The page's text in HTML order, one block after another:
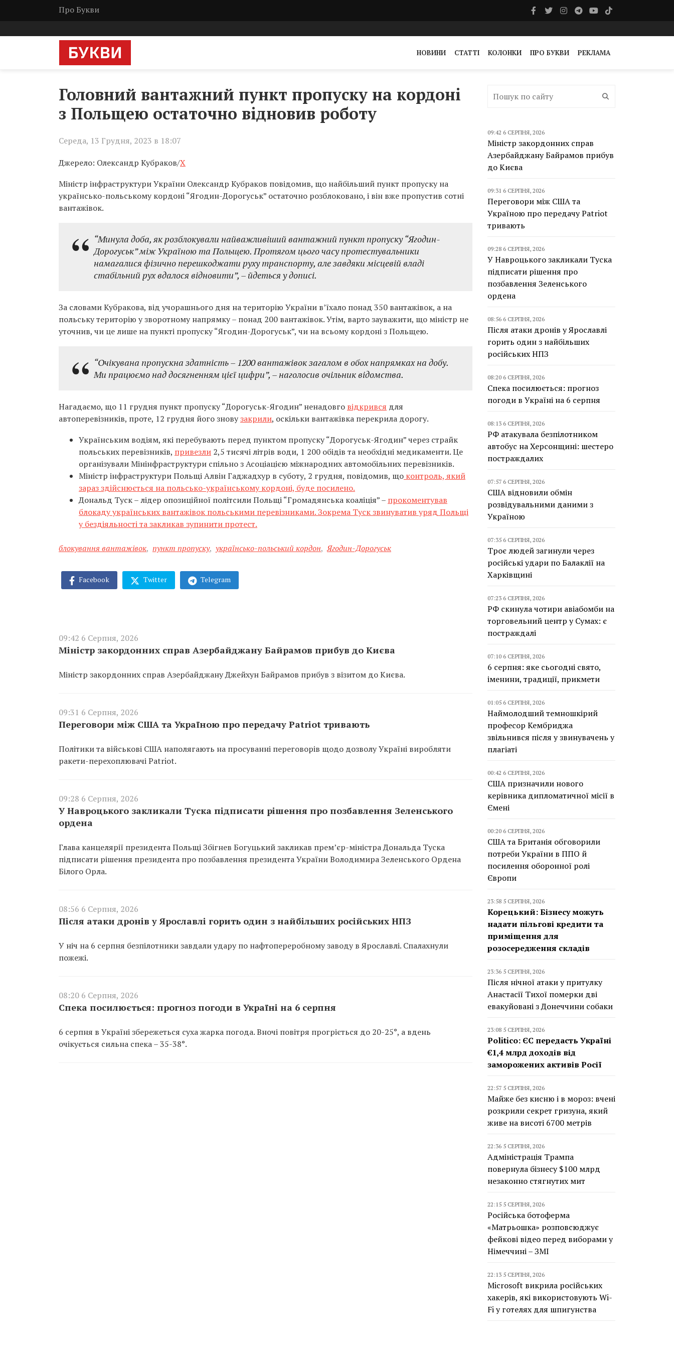
Про Букви
НОВИНИ СТАТТІ КОЛОНКИ ПРО БУКВИ РЕКЛАМА
Головний вантажний пункт пропуску на кордоні
з Польщею остаточно відновив роботу
Середа, 13 Грудня, 2023 в 18:07
Джерело: Олександр Кубраков/X
Міністр інфраструктури України Олександр Кубраков повідомив, що найбільший пункт пропуску на
українсько-польському кордоні “Ягодин-Дорогуськ” остаточно розблоковано, і він вже пропустив сотні
вантажівок.
“Минула доба, як розблокували найважливіший вантажний пункт пропуску “Ягодин-
Дорогуськ” між Україною та Польщею. Протягом цього часу протестувальники
намагалися фізично перешкоджати руху транспорту, але завдяки місцевій владі
стабільний рух вдалося відновити”, – йдеться у дописі.
За словами Кубракова, від учорашнього дня на територію України в’їхало понад 350 вантажівок, а на
польську територію у зворотному напрямку – понад 200 вантажівок. Утім, варто зауважити, що міністр не
уточнив, чи це лише на пункті пропуску “Ягодин-Дорогуськ”, чи на всьому кордоні з Польщею.
“Очікувана пропускна здатність – 1200 вантажівок загалом в обох напрямках на добу.
Ми працюємо над досягненням цієї цифри”, – наголосив очільник відомства.
Нагадаємо, що 11 грудня пункт пропуску “Дорогуськ-Ягодин” ненадовго відкрився для
автоперевізників, проте, 12 грудня його зновузакрили, оскільки вантажівка перекрила дорогу.
Українським водіям, які перебувають перед пунктом пропуску “Дорогуськ-Ягодин” через страйк
польських перевізників, привезли 2,5 тисячі літрів води, 1 200 обідів та необхідні медикаменти. Це
організували Мінінфраструктури спільно з Асоціацією міжнародних автомобільних перевізників.
Міністр інфраструктури Польщі Алвін Гаджадхур в суботу, 2 грудня, повідомив, що контроль, який
зараз здійснюється на польсько-українському кордоні, буде посилено.
Дональд Туск – лідер опозиційної політсили Польщі “Громадянська коаліція” – прокоментував
блокаду українських вантажівок польськими перевізниками. Зокрема Туск звинуватив уряд Польщі
у бездіяльності та закликав зупинити протест.
блокування вантажівок, пункт пропуску, українсько-польський кордон, Ягодин-Дорогуськ
Facebook Twitter Telegram
09:42 6 Серпня, 2026
Міністр закордонних справ Азербайджану Байрамов прибув до Києва
Міністр закордонних справ Азербайджану Джейхун Байрамов прибув з візитом до Києва.
09:31 6 Серпня, 2026
Переговори між США та Україною про передачу Patriot тривають
Політики та військові США наполягають на просуванні переговорів щодо дозволу Україні виробляти
ракети-перехоплювачі Patriot.
09:28 6 Серпня, 2026
У Навроцького закликали Туска підписати рішення про позбавлення Зеленського
ордена
Глава канцелярії президента Польщі Збігнев Богуцький закликав прем’єр-міністра Дональда Туска
підписати рішення президента про позбавлення президента України Володимира Зеленського Ордена
Білого Орла.
08:56 6 Серпня, 2026
Після атаки дронів у Ярославлі горить один з найбільших російських НПЗ
У ніч на 6 серпня безпілотники завдали удару по нафтопереробному заводу в Ярославлі. Спалахнули
пожежі.
08:20 6 Серпня, 2026
Спека посилюється: прогноз погоди в Україні на 6 серпня
6 серпня в Україні збережеться суха жарка погода. Вночі повітря прогріється до 20-25°, а вдень
очікується сильна спека – 35-38°.
09:42 6 СЕРПНЯ, 2026
Міністр закордонних справ
Азербайджану Байрамов прибув
до Києва
09:31 6 СЕРПНЯ, 2026
Переговори між США та
Україною про передачу Patriot
тривають
09:28 6 СЕРПНЯ, 2026
У Навроцького закликали Туска
підписати рішення про
позбавлення Зеленського
ордена
08:56 6 СЕРПНЯ, 2026
Після атаки дронів у Ярославлі
горить один з найбільших
російських НПЗ
08:20 6 СЕРПНЯ, 2026
Спека посилюється: прогноз
погоди в Україні на 6 серпня
08:13 6 СЕРПНЯ, 2026
РФ атакувала безпілотником
автобус на Херсонщині: шестеро
постраждалих
07:57 6 СЕРПНЯ, 2026
США відновили обмін
розвідувальними даними з
Україною
07:35 6 СЕРПНЯ, 2026
Троє людей загинули через
російські удари по Балаклії на
Харківщині
07:23 6 СЕРПНЯ, 2026
РФ скинула чотири авіабомби на
торговельний центр у Сумах: є
постраждалі
07:10 6 СЕРПНЯ, 2026
6 серпня: яке сьогодні свято,
іменини, традиції, прикмети
01:05 6 СЕРПНЯ, 2026
Наймолодший темношкірий
професор Кембриджа
звільнився після у звинувачень у
плагіаті
00:42 6 СЕРПНЯ, 2026
США призначили нового
керівника дипломатичної місії в
Ємені
00:20 6 СЕРПНЯ, 2026
США та Британія обговорили
потреби України в ППО й
посилення оборонної ролі
Європи
23:58 5 СЕРПНЯ, 2026
Корецький: Бізнесу можуть
надати пільгові кредити та
приміщення для
розосередження складів
23:36 5 СЕРПНЯ, 2026
Після нічної атаки у притулку
Анастасії Тихої померки дві
евакуйовані з Донеччини собаки
23:08 5 СЕРПНЯ, 2026
Politico: ЄС передасть Україні
€1,4 млрд доходів від
заморожених активів Росії
22:57 5 СЕРПНЯ, 2026
Майже без кисню і в мороз: вчені
розкрили секрет гризуна, який
живе на висоті 6700 метрів
22:36 5 СЕРПНЯ, 2026
Адміністрація Трампа
повернула бізнесу $100 млрд
незаконно стягнутих мит
22:15 5 СЕРПНЯ, 2026
Російська ботоферма
«Матрьошка» розповсюджує
фейкові відео перед виборами у
Німеччині – ЗМІ
22:13 5 СЕРПНЯ, 2026
Microsoft викрила російських
хакерів, які використовують Wi-
Fi у готелях для шпигунства